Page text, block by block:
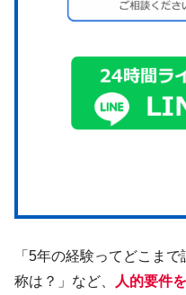
「5年の経験ってどこま
称は？」など、
人的要件